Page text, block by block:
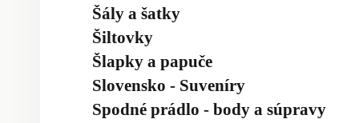
Šály a šatky
Šiltovky
Šlapky a papuče
Slovensko - Suveníry
Spodné prádlo - body a súpravy